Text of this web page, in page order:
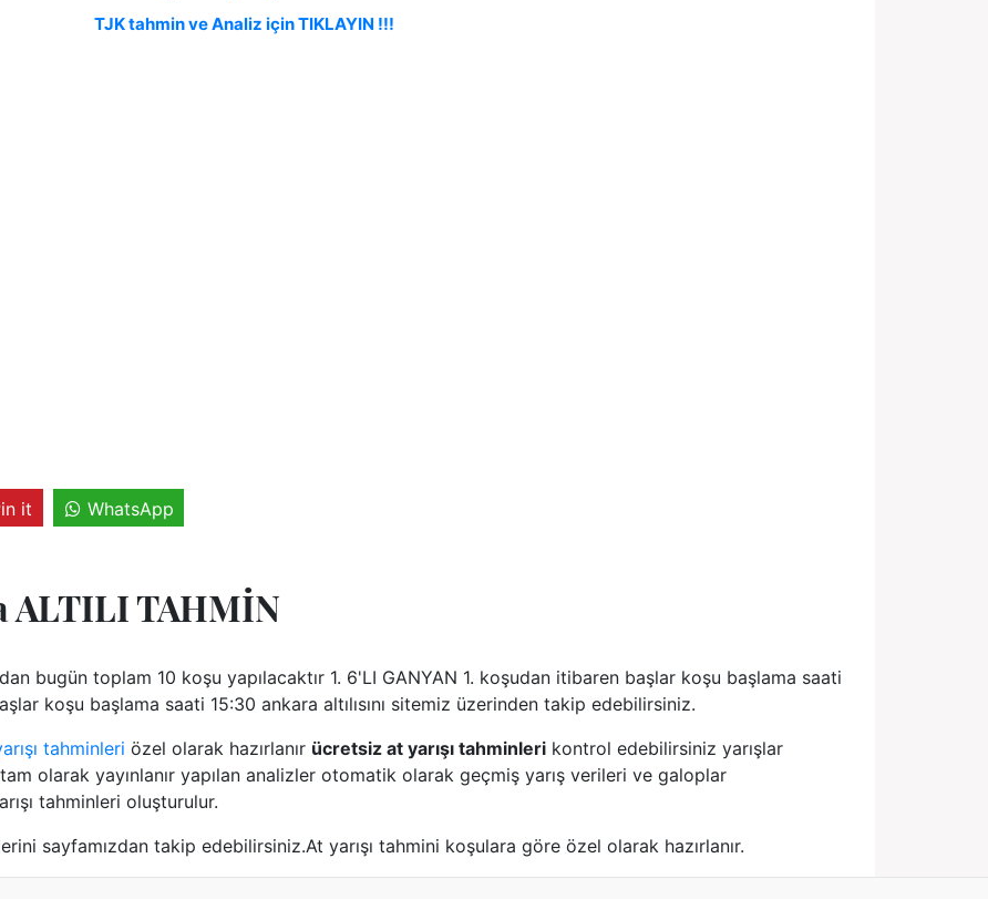
TJK tahmin ve Analiz için TIKLAYIN !!!
it WhatsApp
ALTILI TAHMİN
bugün toplam 10 koşu yapılacaktır 1. 6'LI GANYAN 1. koşudan itibaren başlar koşu başlama saati
koşu başlama saati 15:30 ankara altılısını sitemiz üzerinden takip edebilirsiniz.
tahminleri özel olarak hazırlanır ücretsiz at yarışı tahminleri kontrol edebilirsiniz yarışlar
olarak yayınlanır yapılan analizler otomatik olarak geçmiş yarış verileri ve galoplar
tahminleri oluşturulur.
sayfamızdan takip edebilirsiniz.At yarışı tahmini koşulara göre özel olarak hazırlanır.